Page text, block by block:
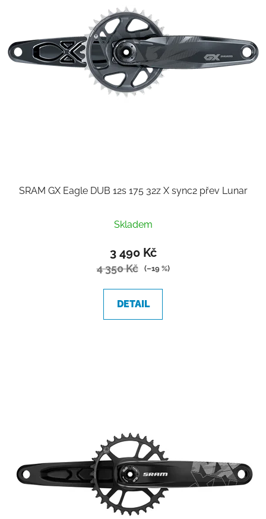
d
u
SRAM GX Eagle DUB 12s 175 32z X sync2 přev Lunar
Skladem
3 490 Kč
4 350 Kč (–19 %)
DETAIL